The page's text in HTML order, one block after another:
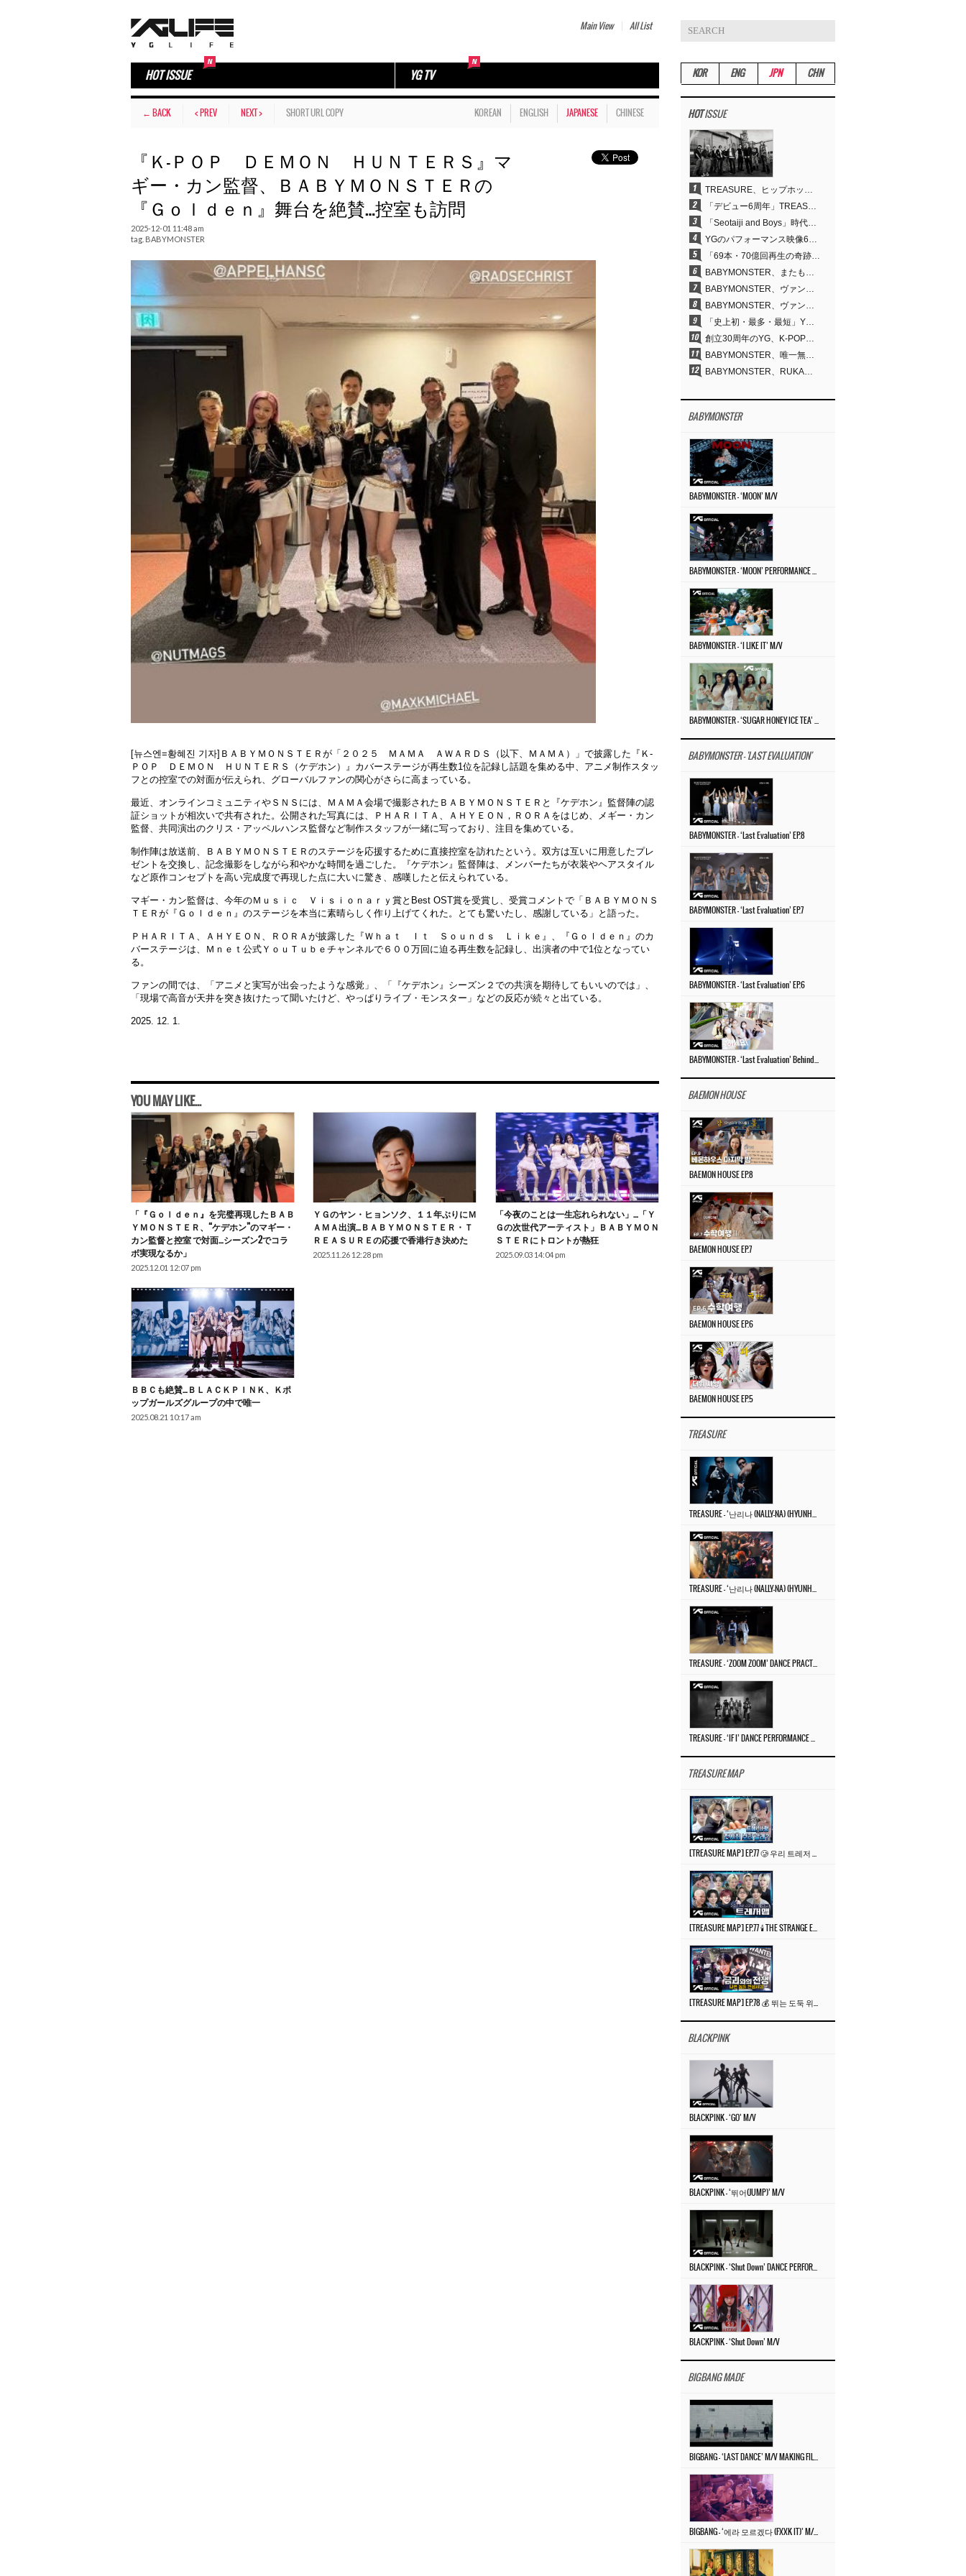
Main View All List
HOT ISSUE YG TV
← BACK < PREV NEXT > SHORT URL COPY KOREAN ENGLISH JAPANESE CHINESE
『Ｋ-ＰＯＰ ＤＥＭＯＮ ＨＵＮＴＥＲＳ』マ
ギー・カン監督、ＢＡＢＹＭＯＮＳＴＥＲの
『Ｇｏｌｄｅｎ』舞台を絶賛…控室も訪問
2025-12-01 11:48 am
tag. BABYMONSTER
[뉴스엔=황혜진 기자]ＢＡＢＹＭＯＮＳＴＥＲが「２０２５ ＭＡＭＡ ＡＷＡＲＤＳ（以下、ＭＡＭＡ）」で披露した『Ｋ-
ＰＯＰ ＤＥＭＯＮ ＨＵＮＴＥＲＳ（ケデホン）』カバーステージが再生数1位を記録し話題を集める中、アニメ制作スタッ
フとの控室での対面が伝えられ、グローバルファンの関心がさらに高まっている。
最近、オンラインコミュニティやＳＮＳには、ＭＡＭＡ会場で撮影されたＢＡＢＹＭＯＮＳＴＥＲと『ケデホン』監督陣の認
証ショットが相次いで共有された。公開された写真には、ＰＨＡＲＩＴＡ、ＡＨＹＥＯＮ，ＲＯＲＡをはじめ、メギー・カン
監督、共同演出のクリス・アッペルハンス監督など制作スタッフが一緒に写っており、注目を集めている。
制作陣は放送前、ＢＡＢＹＭＯＮＳＴＥＲのステージを応援するために直接控室を訪れたという。双方は互いに用意したプレ
ゼントを交換し、記念撮影をしながら和やかな時間を過ごした。『ケデホン』監督陣は、メンバーたちが衣装やヘアスタイル
など原作コンセプトを高い完成度で再現した点に大いに驚き、感嘆したと伝えられている。
マギー・カン監督は、今年のＭｕｓｉｃ Ｖｉｓｉｏｎａｒｙ賞とBest OST賞を受賞し、受賞コメントで「ＢＡＢＹＭＯＮＳ
ＴＥＲが『Ｇｏｌｄｅｎ』のステージを本当に素晴らしく作り上げてくれた。とても驚いたし、感謝している」と語った。
ＰＨＡＲＩＴＡ、ＡＨＹＥＯＮ、ＲＯＲＡが披露した『Ｗｈａｔ Ｉｔ Ｓｏｕｎｄｓ Ｌｉｋｅ』、『Ｇｏｌｄｅｎ』のカ
バーステージは、Ｍｎｅｔ公式ＹｏｕＴｕｂｅチャンネルで６００万回に迫る再生数を記録し、出演者の中で1位となってい
る。
ファンの間では、「アニメと実写が出会ったような感覚」、「『ケデホン』シーズン２での共演を期待してもいいのでは」、
「現場で高音が天井を突き抜けたって聞いたけど、やっぱりライブ・モンスター」などの反応が続々と出ている。
2025. 12. 1.
YOU MAY LIKE...
「『Ｇｏｌｄｅｎ』を完璧再現したＢＡＢ
ＹＭＯＮＳＴＥＲ、“ケデホン”のマギー・
カン監督と控室 で対面…シーズン2でコラ
ボ実現なるか」
2025.12.01 12:07 pm
ＹＧのヤン・ヒョンソク、１１年ぶりにＭ
ＡＭＡ出演…ＢＡＢＹＭＯＮＳＴＥＲ・Ｔ
ＲＥＡＳＵＲＥの応援で香港行き決めた
2025.11.26 12:28 pm
「今夜のことは一生忘れられない」…「Ｙ
Ｇの次世代アーティスト」ＢＡＢＹＭＯＮ
ＳＴＥＲにトロントが熱狂
2025.09.03 14:04 pm
ＢＢＣも絶賛…ＢＬＡＣＫＰＩＮＫ、Ｋポ
ップガールズグループの中で唯一
2025.08.21 10:17 am
KOR ENG JPN CHN
HOTISSUE
TREASURE、ヒップホップ路線への転換が的中…デビュー6周年でさらなる飛躍
「デビュー6周年」TREASURE、圧倒的な実力で証明した「YGの宝」の真価
「Seotaiji and Boys」時代から培ったダンスDNA…YANG HYUN SUK、YGのパフォーマンスビデオ70億回再生の原点
YGのパフォーマンス映像69本が累計70億回再生…YANG HYUN SUKの制作哲学が実を結ぶ
「69本・70億回再生の奇跡」YANG HYUN SUK、YGのパフォーマンスビデオを100％自ら手掛けた理由
BABYMONSTER、またも快挙…YouTubeワールドワイドトレンドで1位に
BABYMONSTER、ヴァンパイアに大胆変身…YouTubeトレンド1位を獲得
BABYMONSTER、ヴァンパイアに変身…「MOON」で3か月にわたるプロジェクトを締めくくる
「史上初・最多・最短」YG、30年の揺るぎない信念が切り開いたK-POPツアーの新境地
創立30周年のYG、K-POP公演界に何を残したのか
BABYMONSTER、唯一無二のビジュアルと圧倒的な表現力…『MOON』
BABYMONSTER、RUKA＆CHIQUITAの「MOON」ビジュアルを公開…洗練されたカリスマ性・ユニークなビジュアル
BABYMONSTER
BABYMONSTER – ‘MOON’ M/V
BABYMONSTER – ‘I LIKE IT’ M/V
BABYMONSTER - 'LAST EVALUATION'
BABYMONSTER – ‘Last Evaluation’ EP.8
BABYMONSTER – ‘Last Evaluation’ EP.7
BABYMONSTER – ‘Last Evaluation’ EP.6
BAEMON HOUSE
BAEMON HOUSE EP.8
BAEMON HOUSE EP.7
BAEMON HOUSE EP.6
BAEMON HOUSE EP.5
TREASURE
TREASURE MAP
BLACKPINK
BLACKPINK – ‘GO’ M/V
BLACKPINK – ‘뛰어(JUMP)’ M/V
BLACKPINK – ‘Shut Down’ M/V
BIGBANG MADE